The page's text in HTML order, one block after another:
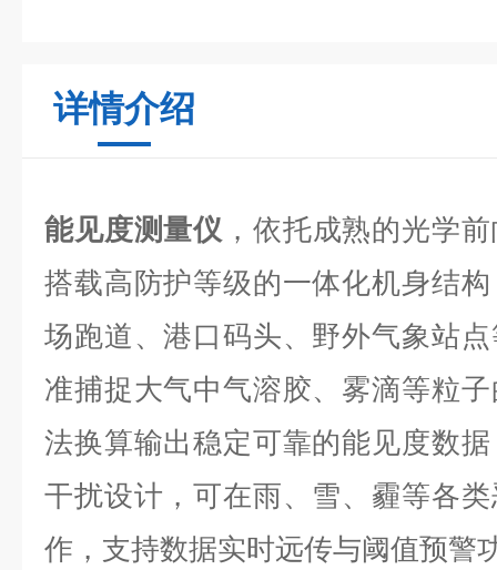
详情介绍
能见度测量仪 ，依托成熟的光学
搭载高防护等级的一体化机身结
场跑道、港口码头、野外气象站
准捕捉大气中气溶胶、雾滴等粒
法换算输出稳定可靠的能见度数
干扰设计，可在雨、雪、霾等各
作，支持数据实时远传与阈值预警